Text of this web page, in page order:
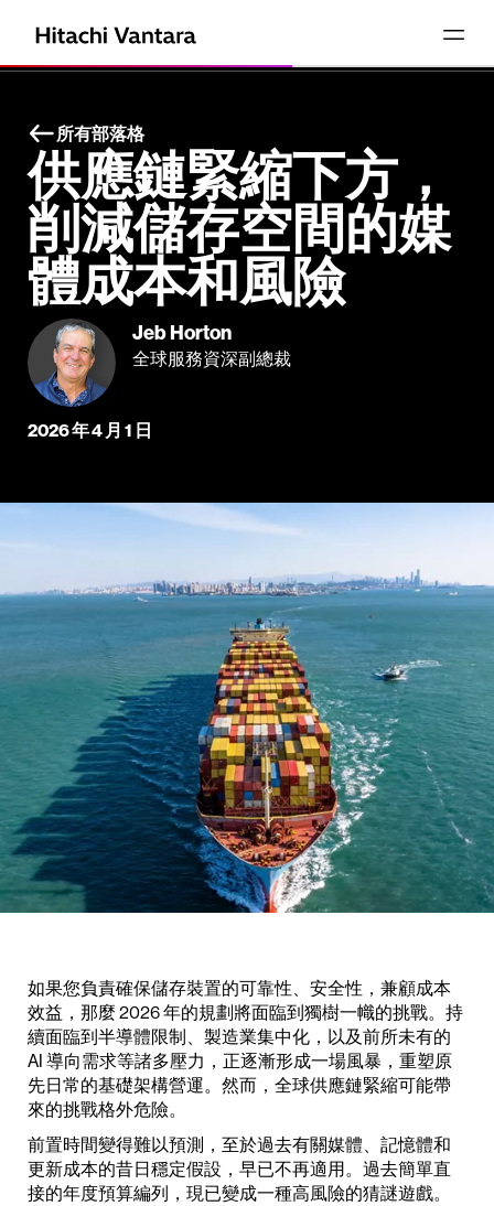
所有部落格
供應鏈緊縮下方，
削減儲存空間的媒
體成本和風險
Jeb Horton
全球服務資深副總裁
2026 年 4 月 1 日
如果您負責確保儲存裝置的可靠性、安全性，兼顧成本
效益，那麼 2026 年的規劃將面臨到獨樹一幟的挑戰。持
續面臨到半導體限制、製造業集中化，以及前所未有的
AI 導向需求等諸多壓力，正逐漸形成一場風暴，重塑原
先日常的基礎架構營運。然而，全球供應鏈緊縮可能帶
來的挑戰格外危險。
前置時間變得難以預測，至於過去有關媒體、記憶體和
更新成本的昔日穩定假設，早已不再適用。過去簡單直
接的年度預算編列，現已變成一種高風險的猜謎遊戲。